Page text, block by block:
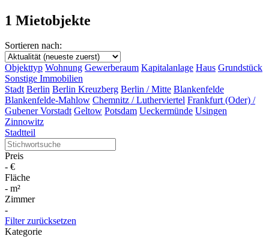
1 Mietobjekte
Sortieren nach:
Objekttyp Wohnung Gewerberaum Kapitalanlage Haus Grundstück
Sonstige Immobilien
Stadt Berlin Berlin Kreuzberg Berlin / Mitte Blankenfelde
Blankenfelde-Mahlow Chemnitz / Lutherviertel Frankfurt (Oder) /
Gubener Vorstadt Geltow Potsdam Ueckermünde Usingen
Zinnowitz
Stadtteil
Preis
- €
Fläche
- m²
Zimmer
-
Filter zurücksetzen
Kategorie